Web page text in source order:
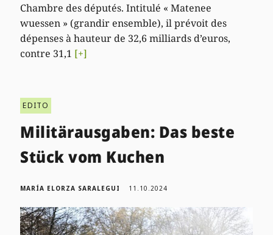
Chambre des députés. Intitulé « Matenee
wuessen » (grandir ensemble), il prévoit des
dépenses à hauteur de 32,6 milliards d’euros,
contre 31,1 [+]
EDITO
Militärausgaben: Das beste
Stück vom Kuchen
MARÍA ELORZA SARALEGUI 11.10.2024